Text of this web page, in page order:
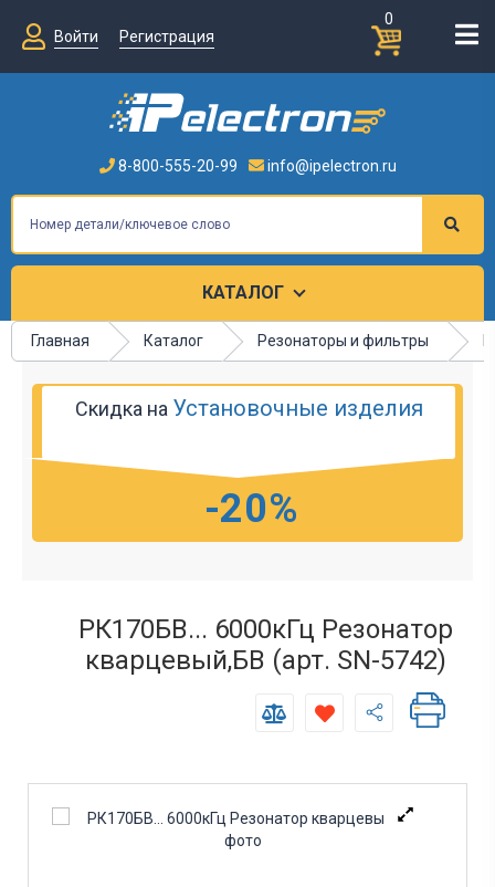
0
Войти
Регистрация
8-800-555-20-99 info@ipelectron.ru
КАТАЛОГ
Главная Каталог Резонаторы и фильтры
Скидка на Установочные изделия
-20%
РК170БВ... 6000кГц Резонатор
кварцевый,БВ (арт. SN-5742)